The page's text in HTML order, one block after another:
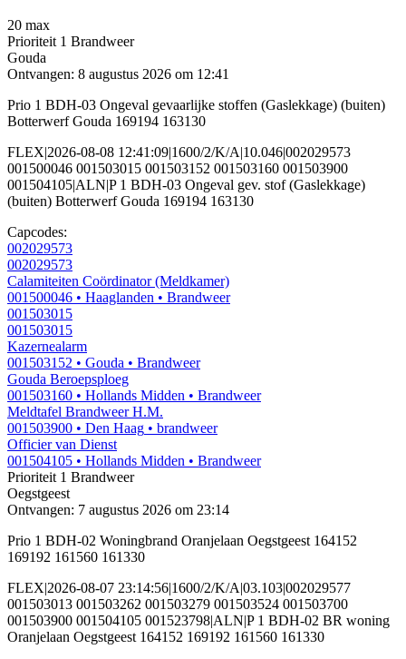
20 max
Prioriteit 1 Brandweer
Gouda
Ontvangen: 8 augustus 2026 om 12:41
Prio 1 BDH-03 Ongeval gevaarlijke stoffen (Gaslekkage) (buiten)
Botterwerf Gouda 169194 163130
FLEX|2026-08-08 12:41:09|1600/2/K/A|10.046|002029573
001500046 001503015 001503152 001503160 001503900
001504105|ALN|P 1 BDH-03 Ongeval gev. stof (Gaslekkage)
(buiten) Botterwerf Gouda 169194 163130
Capcodes:
002029573
002029573
Calamiteiten Coördinator (Meldkamer)
001500046 • Haaglanden • Brandweer
001503015
001503015
Kazernealarm
001503152 • Gouda • Brandweer
Gouda Beroepsploeg
001503160 • Hollands Midden • Brandweer
Meldtafel Brandweer H.M.
001503900 • Den Haag • brandweer
Officier van Dienst
001504105 • Hollands Midden • Brandweer
Prioriteit 1 Brandweer
Oegstgeest
Ontvangen: 7 augustus 2026 om 23:14
Prio 1 BDH-02 Woningbrand Oranjelaan Oegstgeest 164152
169192 161560 161330
FLEX|2026-08-07 23:14:56|1600/2/K/A|03.103|002029577
001503013 001503262 001503279 001503524 001503700
001503900 001504105 001523798|ALN|P 1 BDH-02 BR woning
Oranjelaan Oegstgeest 164152 169192 161560 161330